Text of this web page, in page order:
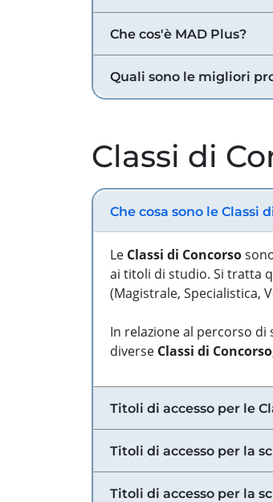
Che cos'è MAD Plus?
Quali sono le migliori
Classi di
Che cosa sono le Classi
Le Classi di Concorso
ai titoli di studio. Si tratta
(Magistrale, Specialistica,
In relazione al percorso
diverse Classi di Concorso
Titoli di accesso per le
Titoli di accesso per la
Titoli di accesso per la